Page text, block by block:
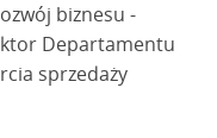
biznesu -
Departamentu
sprzedaży